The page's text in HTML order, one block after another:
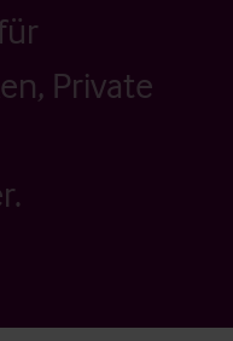
Private